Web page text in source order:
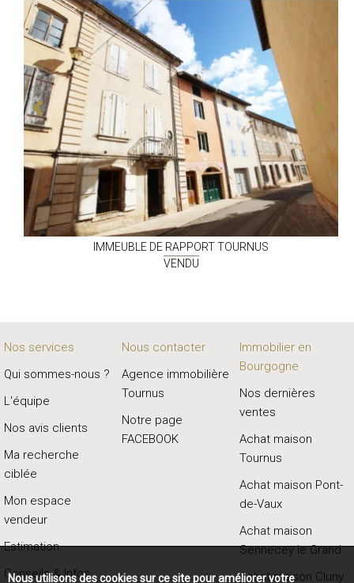
IMMEUBLE DE RAPPORTTOURNUS
VENDU
Nos services
Qui sommes-nous ?
L'équipe
Nos avis clients
Ma recherche
ciblée
Mon espace
vendeur
Estimation
Conseils & Infos
Nous contacter
Agence immobilière
Tournus
Notre page
FACEBOOK
Immobilier en
Bourgogne
Nos dernières
ventes
Achat maison
Tournus
Achat maison Pont-
de-Vaux
Achat maison
Sennecey le Grand
Achat maison Cluny
Nous utilisons des cookies sur ce site pour améliorer votre